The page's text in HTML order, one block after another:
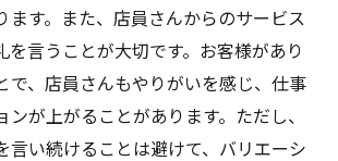
ます。また、店員さんからのサービス
を言うことが大切です。お客様があり
で、店員さんもやりがいを感じ、仕事
ンが上がることがあります。ただし、
言い続けることは避けて、バリエーシ